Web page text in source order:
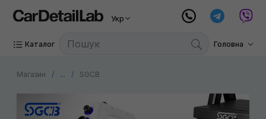
Укр
Каталог Головна
Магазин ... SGCB